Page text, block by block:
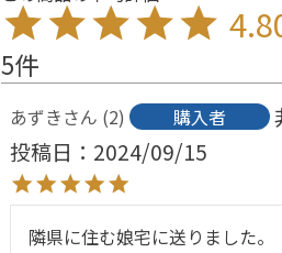
5
あずき 2 購入者
投稿日
2024/09/15
隣県に住む娘宅に送りました。